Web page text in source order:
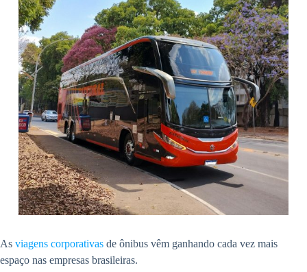
As viagens corporativas de ônibus vêm ganhando cada vez mais
espaço nas empresas brasileiras.